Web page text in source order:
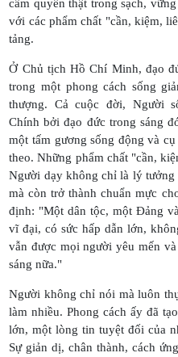
cầm quyền thật trong sạch,
với các phẩm chất "cần, kiệm,
tảng.
Ở Chủ tịch Hồ Chí Minh, đạo
trong một phong cách sống
thượng. Cả cuộc đời, Người
Chính bởi đạo đức trong sáng
một tấm gương sống động và
theo. Những phẩm chất "cần,
Người dạy không chỉ là lý tưởng
mà còn trở thành chuẩn mực
định: "Một dân tộc, một Đảng
vĩ đại, có sức hấp dẫn lớn,
vẫn được mọi người yêu mến
sáng nữa."
Người không chỉ nói mà luôn
làm nhiều. Phong cách ấy đã
lớn, một lòng tin tuyệt đối của
Sự giản dị, chân thành, cách